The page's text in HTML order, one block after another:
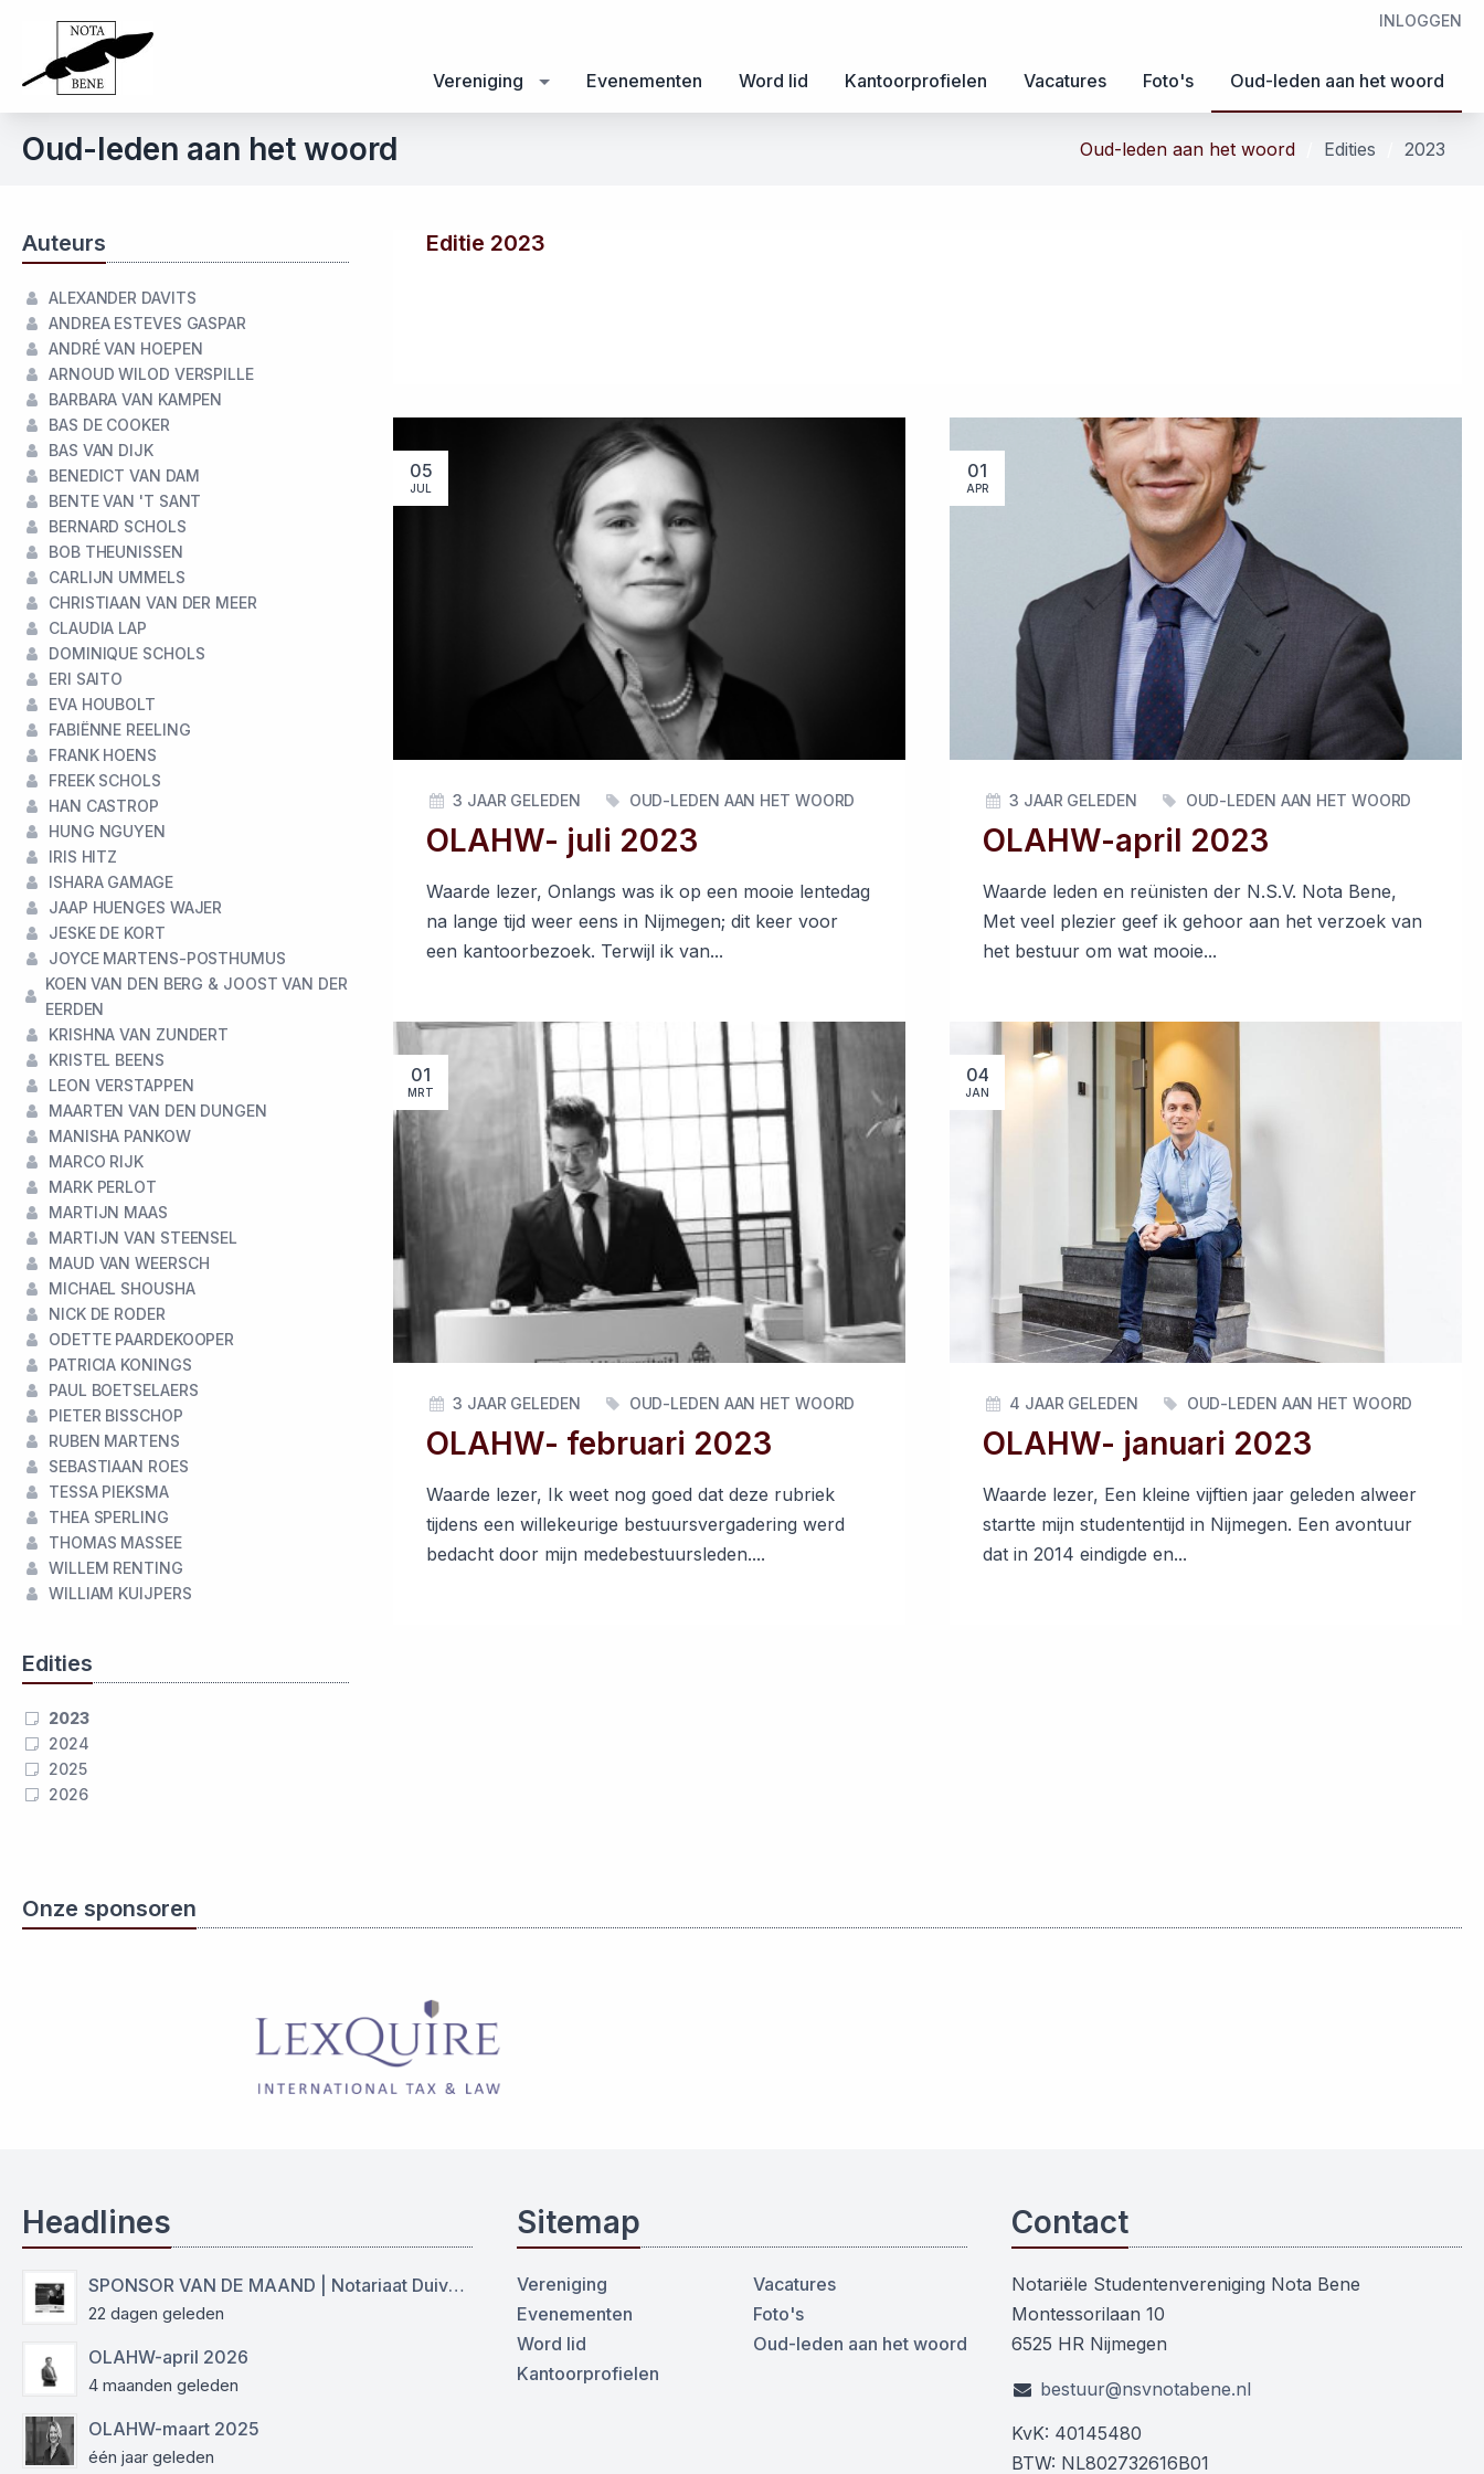
INLOGGEN
Vereniging Evenementen Word lid Kantoorprofielen Vacatures Foto's Oud-leden aan het woord
Oud-leden aan het woord Edities 2023
Oud-leden aan het woord
Auteurs
ALEXANDER DAVITS
ANDREA ESTEVES GASPAR
ANDRÉ VAN HOEPEN
ARNOUD WILOD VERSPILLE
BARBARA VAN KAMPEN
BAS DE COOKER
BAS VAN DIJK
BENEDICT VAN DAM
BENTE VAN 'T SANT
BERNARD SCHOLS
BOB THEUNISSEN
CARLIJN UMMELS
CHRISTIAAN VAN DER MEER
CLAUDIA LAP
DOMINIQUE SCHOLS
ERI SAITO
EVA HOUBOLT
FABIËNNE REELING
FRANK HOENS
FREEK SCHOLS
HAN CASTROP
HUNG NGUYEN
IRIS HITZ
ISHARA GAMAGE
JAAP HUENGES WAJER
JESKE DE KORT
JOYCE MARTENS-POSTHUMUS
KOEN VAN DEN BERG & JOOST VAN DER
EERDEN
KRISHNA VAN ZUNDERT
KRISTEL BEENS
LEON VERSTAPPEN
MAARTEN VAN DEN DUNGEN
MANISHA PANKOW
MARCO RIJK
MARK PERLOT
MARTIJN MAAS
MARTIJN VAN STEENSEL
MAUD VAN WEERSCH
MICHAEL SHOUSHA
NICK DE RODER
ODETTE PAARDEKOOPER
PATRICIA KONINGS
PAUL BOETSELAERS
PIETER BISSCHOP
RUBEN MARTENS
SEBASTIAAN ROES
TESSA PIEKSMA
THEA SPERLING
THOMAS MASSEE
WILLEM RENTING
WILLIAM KUIJPERS
Edities
2023
2024
2025
2026
Editie 2023
05
JUL
OLAHW- juli 2023
3 JAAR GELEDEN OUD-LEDEN AAN HET WOORD
Waarde lezer, Onlangs was ik op een mooie lentedag
na lange tijd weer eens in Nijmegen; dit keer voor
een kantoorbezoek. Terwijl ik van...
01
APR
OLAHW-april 2023
3 JAAR GELEDEN OUD-LEDEN AAN HET WOORD
Waarde leden en reünisten der N.S.V. Nota Bene,
Met veel plezier geef ik gehoor aan het verzoek van
het bestuur om wat mooie...
01
MRT
OLAHW- februari 2023
3 JAAR GELEDEN OUD-LEDEN AAN HET WOORD
Waarde lezer, Ik weet nog goed dat deze rubriek
tijdens een willekeurige bestuursvergadering werd
bedacht door mijn medebestuursleden....
04
JAN
OLAHW- januari 2023
4 JAAR GELEDEN OUD-LEDEN AAN HET WOORD
Waarde lezer, Een kleine vijftien jaar geleden alweer
startte mijn studententijd in Nijmegen. Een avontuur
dat in 2014 eindigde en...
Onze sponsoren
Headlines
SPONSOR VAN DE MAAND | Notariaat Duiven Westervoort
22 dagen geleden
OLAHW-april 2026
4 maanden geleden
OLAHW-maart 2025
één jaar geleden
Sitemap
Vereniging
Evenementen
Word lid
Kantoorprofielen
Vacatures
Foto's
Oud-leden aan het woord
Contact
Notariële Studentenvereniging Nota Bene
Montessorilaan 10
6525 HR Nijmegen
bestuur@nsvnotabene.nl
KvK: 40145480
BTW: NL802732616B01